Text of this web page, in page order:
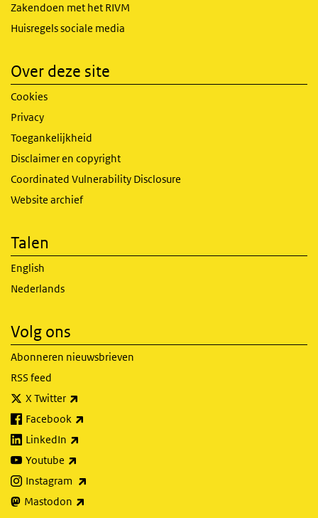
Zakendoen met het RIVM
Huisregels sociale media
Over deze site
Cookies
Privacy
Toegankelijkheid
Disclaimer en copyright
Coordinated Vulnerability Disclosure
Website archief
Talen
English
Nederlands
Volg ons
Abonneren nieuwsbrieven
RSS feed
X Twitter
Facebook
LinkedIn
Youtube
Instagram
Mastodon